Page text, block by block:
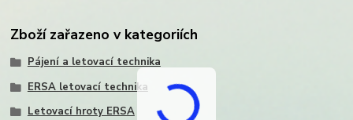
Zboží zařazeno v kategoriích
Pájení a letovací technika
ERSA letovací technika
Letovací hroty ERSA